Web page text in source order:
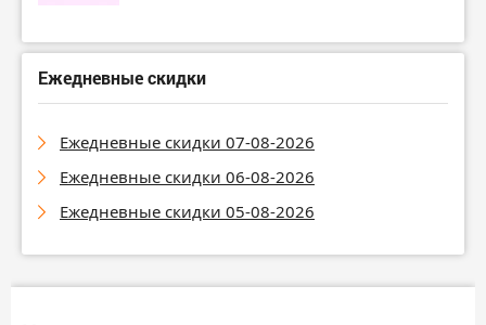
Ежедневные скидки
Ежедневные скидки 07-08-2026
Ежедневные скидки 06-08-2026
Ежедневные скидки 05-08-2026